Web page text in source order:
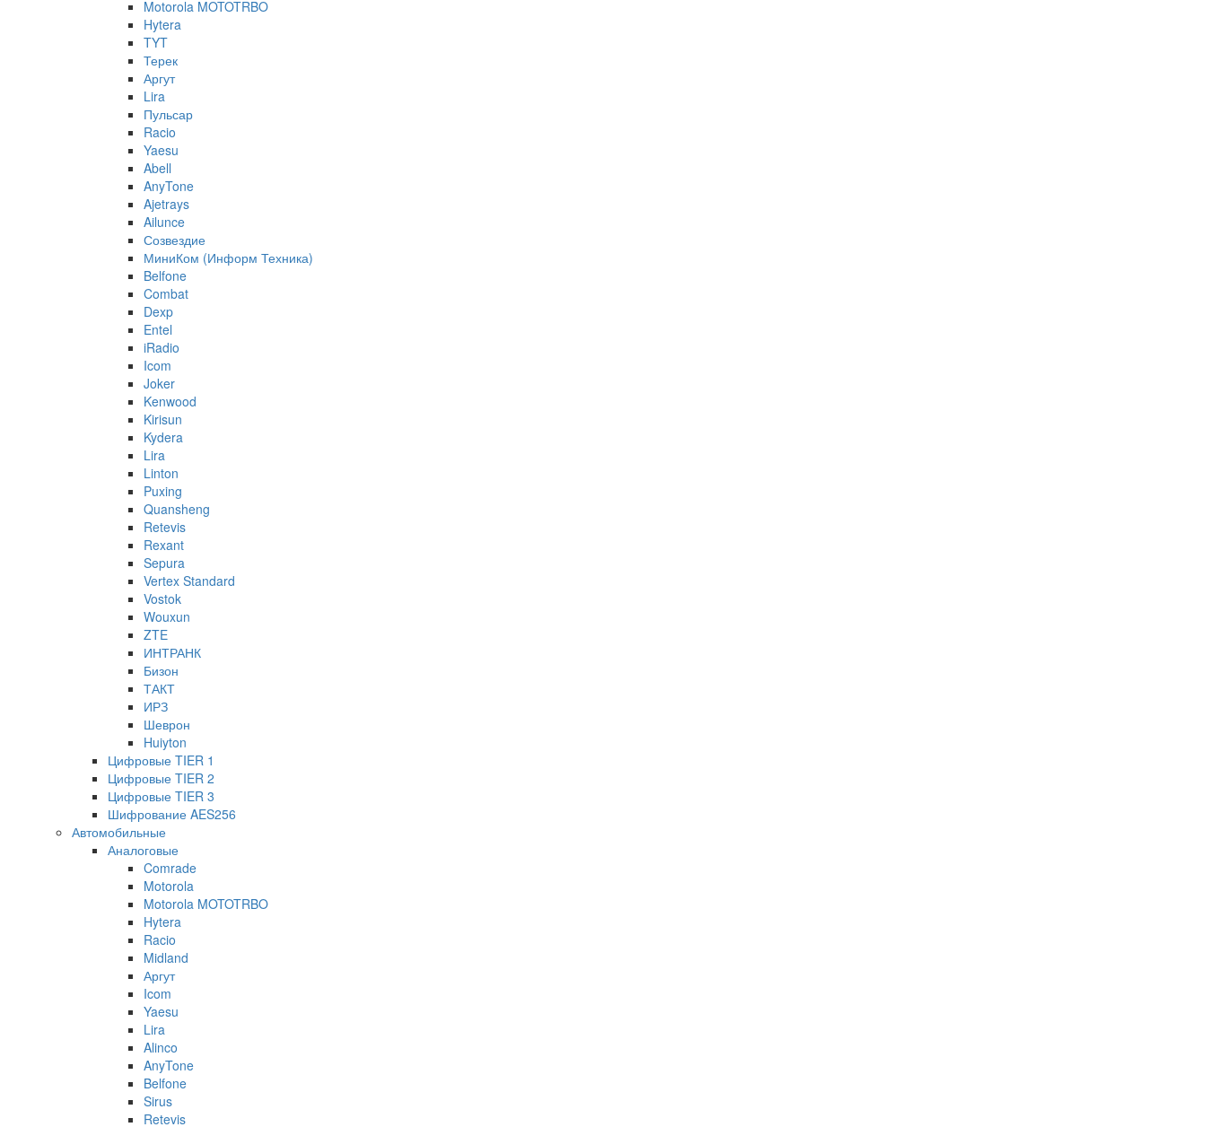
Motorola MOTOTRBO
Hytera
TYT
Терек
Аргут
Lira
Пульсар
Racio
Yaesu
Abell
AnyTone
Ajetrays
Ailunce
Созвездие
МиниКом (Информ Техника)
Belfone
Combat
Dexp
Entel
iRadio
Icom
Joker
Kenwood
Kirisun
Kydera
Lira
Linton
Puxing
Quansheng
Retevis
Rexant
Sepura
Vertex Standard
Vostok
Wouxun
ZTE
ИНТРАНК
Бизон
ТАКТ
ИРЗ
Шеврон
Huiyton
Цифровые TIER 1
Цифровые TIER 2
Цифровые TIER 3
Шифрование AES256
Автомобильные
Аналоговые
Comrade
Motorola
Motorola MOTOTRBO
Hytera
Racio
Midland
Аргут
Icom
Yaesu
Lira
Alinco
AnyTone
Belfone
Sirus
Retevis